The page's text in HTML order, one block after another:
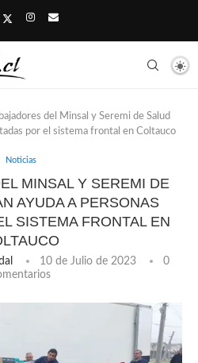
del Minsal y Seremi de Salud
por el sistema frontal en Coltauco
Noticias
MINSAL Y SEREMI DE
AYUDA A PERSONAS
SISTEMA FRONTAL EN
10 de Julio de 2023
0